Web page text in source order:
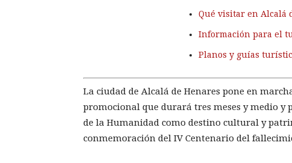
Qué visitar en Alcalá
Información para el
Planos y guías
La ciudad de Alcalá de Henares pone en
promocional que durará tres meses y medio
de la Humanidad como destino cultural y
conmemoración del IV Centenario del